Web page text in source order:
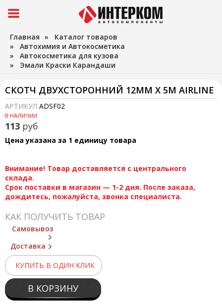
Главная » Каталог товаров
» Автохимия и Автокосметика
» Автокосметика для кузова
» Эмали Краски Карандаши
СКОТЧ ДВУХСТОРОННИЙ 12ММ Х 5М AIRLINE
АРТИКУЛ ADSF02
В НАЛИЧИИ
113 руб
Цена указана за 1 единицу товара
Внимание! Товар доставляется с центрального
склада.
Срок поставки в магазин — 1-2 дня. После заказа,
дождитесь, пожалуйста, звонка специалиста.
КАК ПОЛУЧИТЬ ТОВАР
Самовывоз
Доставка
КУПИТЬ В ОДИН КЛИК
В КОРЗИНУ